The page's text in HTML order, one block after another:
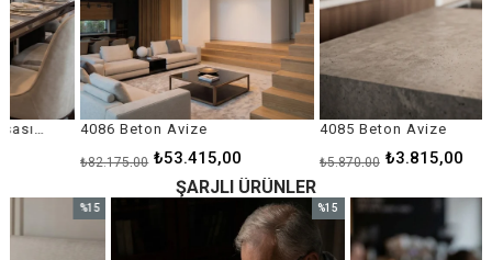
4086 Beton Avize
₺53.415,00
4085 Beton Avize
₺3.815,00
ŞARJLI ÜRÜNLER
İndirim
%15İndirim